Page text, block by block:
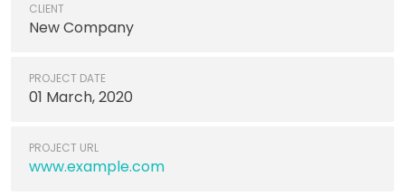
CLIENT
New Company
PROJECT DATE
01 March, 2020
PROJECT URL
www.example.com